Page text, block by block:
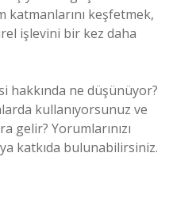
katmanlarını keşfetmek,
işlevini bir kez daha
hakkında ne düşünüyor?
kullanıyorsunuz ve
gelir? Yorumlarınızı
katkıda bulunabilirsiniz.